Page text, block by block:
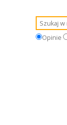
Opinie